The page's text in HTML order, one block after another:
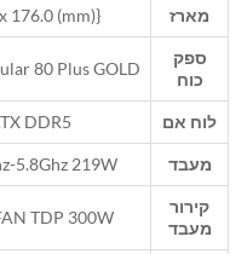
מארז
176.0 (mm)}
ספק
כוח
80 Plus GOLD
לוח אם DDR5
מעבד 5.8Ghz 219W
קירור
מעבד
TDP 300W